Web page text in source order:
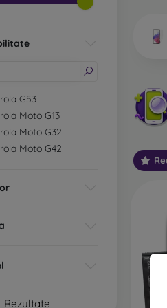
G53
Moto G13
Moto G32
Moto G42
Rezultate
sunt,
sticla